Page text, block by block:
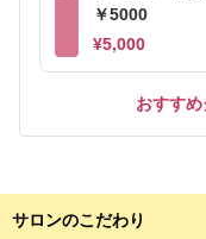
￥5000
¥5,000
おすす
サロンのこだわり